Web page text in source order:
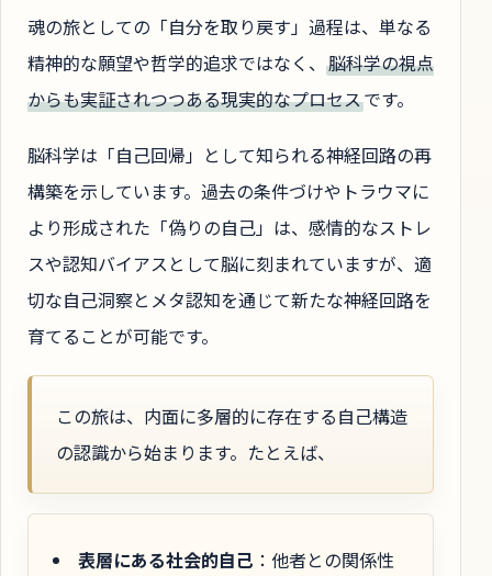
魂の旅としての「自分を取り戻す」過程は、単なる
精神的な願望や哲学的追求ではなく、 脳科学の視点
からも実証されつつある現実的なプロセスです。
脳科学は「自己回帰」として知られる神経回路の再
構築を示しています。過去の条件づけやトラウマに
より形成された「偽りの自己」は、感情的なストレ
スや認知バイアスとして脳に刻まれていますが、適
切な自己洞察とメタ認知を通じて新たな神経回路を
育てることが可能です。
この旅は、内面に多層的に存在する自己構造
の認識から始まります。たとえば、
表層にある社会的自己 ：他者との関係性